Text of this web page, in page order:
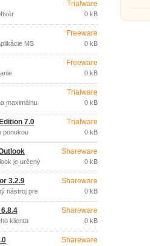
LDAP,
Trialware
0 kB
MS
Freeware
0 kB
SMTP
Freeware
0 kB
maximálnu
pošty.
Trialware
0 kB
7.0
ponukou
Trialware
0 kB
je určený
dátových
Shareware
0 kB
3.2.9
nástroj pre
aj IMAP),
Shareware
0 kB
klienta
Shareware
0 kB
Shareware